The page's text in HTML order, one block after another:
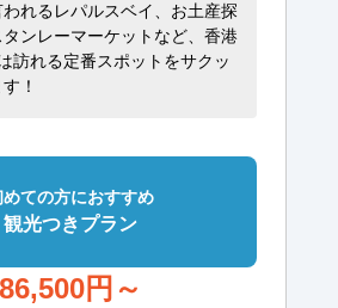
れるレパルスベイ、お土産探
タンレーマーケットなど、香港
訪れる定番スポットをサクッ
！
めての方におすすめ
観光つきプラン
86,500円～